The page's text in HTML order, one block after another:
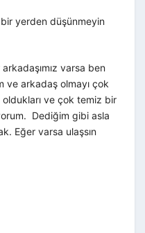
yerden düşünmeyin
varsa ben
ve arkadaş olmayı çok
oldukları ve çok temiz bir
Dediğim gibi asla
Eğer varsa ulaşsın